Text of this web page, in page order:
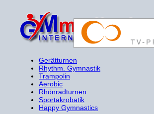
Gerätturnen
Rhythm. Gymnastik
Trampolin
Aerobic
Rhönradturnen
Sportakrobatik
Happy Gymnastics